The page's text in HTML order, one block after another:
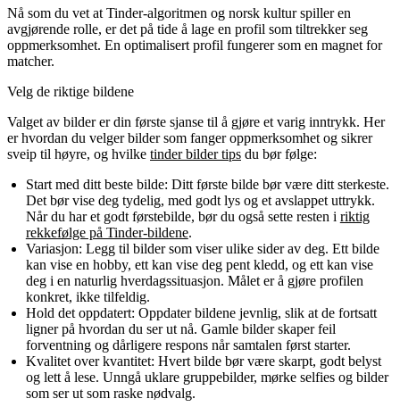
Nå som du vet at Tinder-algoritmen og norsk kultur spiller en
avgjørende rolle, er det på tide å lage en profil som tiltrekker seg
oppmerksomhet. En optimalisert profil fungerer som en magnet for
matcher.
Velg de riktige bildene
Valget av bilder er din første sjanse til å gjøre et varig inntrykk. Her
er hvordan du velger bilder som fanger oppmerksomhet og sikrer
sveip til høyre, og hvilke tinder bilder tips du bør følge:
Start med ditt beste bilde: Ditt første bilde bør være ditt sterkeste.
Det bør vise deg tydelig, med godt lys og et avslappet uttrykk.
Når du har et godt førstebilde, bør du også sette resten i riktig
rekkefølge på Tinder-bildene.
Variasjon: Legg til bilder som viser ulike sider av deg. Ett bilde
kan vise en hobby, ett kan vise deg pent kledd, og ett kan vise
deg i en naturlig hverdagssituasjon. Målet er å gjøre profilen
konkret, ikke tilfeldig.
Hold det oppdatert: Oppdater bildene jevnlig, slik at de fortsatt
ligner på hvordan du ser ut nå. Gamle bilder skaper feil
forventning og dårligere respons når samtalen først starter.
Kvalitet over kvantitet: Hvert bilde bør være skarpt, godt belyst
og lett å lese. Unngå uklare gruppebilder, mørke selfies og bilder
som ser ut som raske nødvalg.